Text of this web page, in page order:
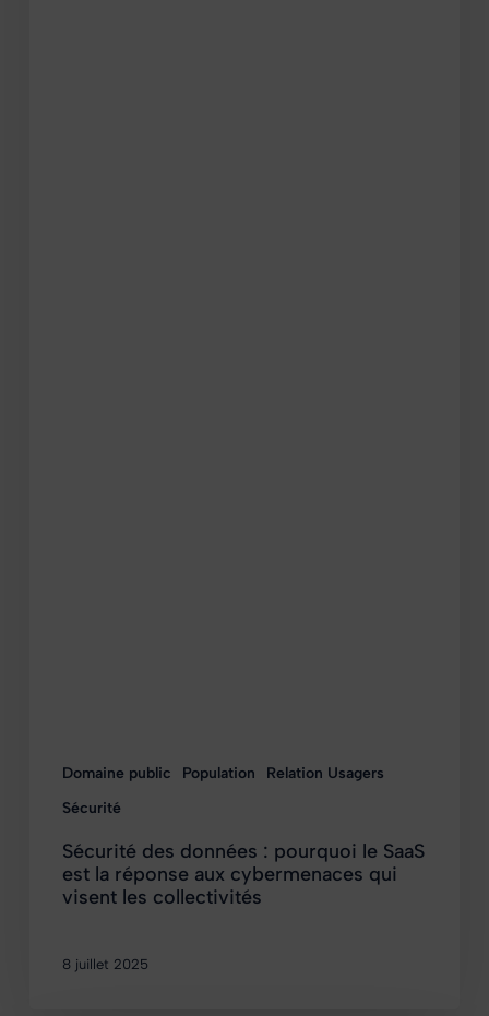
Domaine public Population
Relation Usagers
Sécurité
Sécurité des données : pourquoi le SaaS
est la réponse aux cybermenaces qui
visent les collectivités
8 juillet 2025